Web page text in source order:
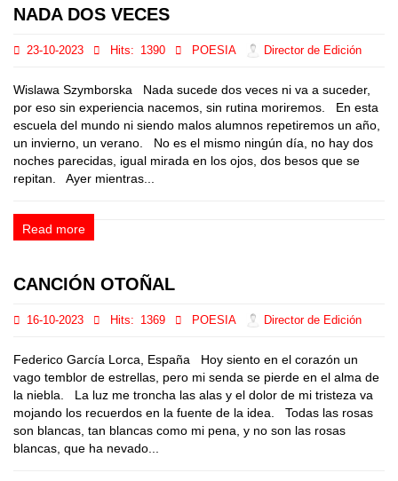
NADA DOS VECES
23-10-2023 Hits: 1390 POESIA Director de Edición
Wislawa Szymborska Nada sucede dos veces ni va a suceder,
por eso sin experiencia nacemos, sin rutina moriremos. En esta
escuela del mundo ni siendo malos alumnos repetiremos un año,
un invierno, un verano. No es el mismo ningún día, no hay dos
noches parecidas, igual mirada en los ojos, dos besos que se
repitan. Ayer mientras...
Read more
CANCIÓN OTOÑAL
16-10-2023 Hits: 1369 POESIA Director de Edición
Federico García Lorca, España Hoy siento en el corazón un
vago temblor de estrellas, pero mi senda se pierde en el alma de
la niebla. La luz me troncha las alas y el dolor de mi tristeza va
mojando los recuerdos en la fuente de la idea. Todas las rosas
son blancas, tan blancas como mi pena, y no son las rosas
blancas, que ha nevado...